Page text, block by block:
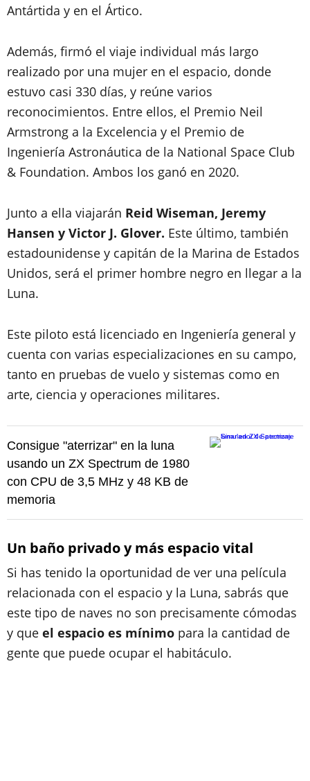
Antártida y en el Ártico.
Además, firmó el viaje individual más largo
realizado por una mujer en el espacio, donde
estuvo casi 330 días, y reúne varios
reconocimientos. Entre ellos, el Premio Neil
Armstrong a la Excelencia y el Premio de
Ingeniería Astronáutica de la National Space Club
& Foundation. Ambos los ganó en 2020.
Junto a ella viajarán Reid Wiseman, Jeremy
Hansen y Victor J. Glover. Este último, también
estadounidense y capitán de la Marina de Estados
Unidos, será el primer hombre negro en llegar a la
Luna.
Este piloto está licenciado en Ingeniería general y
cuenta con varias especializaciones en su campo,
tanto en pruebas de vuelo y sistemas como en
arte, ciencia y operaciones militares.
Consigue "aterrizar" en la luna
usando un ZX Spectrum de 1980
con CPU de 3,5 MHz y 48 KB de
memoria
Un baño privado y más espacio vital
Si has tenido la oportunidad de ver una película
relacionada con el espacio y la Luna, sabrás que
este tipo de naves no son precisamente cómodas
y que el espacio es mínimo para la cantidad de
gente que puede ocupar el habitáculo.